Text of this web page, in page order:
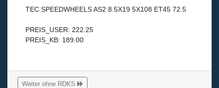
TEC SPEEDWHEELS AS2 8.5X19 5X108 ET45 72.5
PREIS_USER: 222.25
PREIS_KB: 189.00
Weiter ohne RDKS